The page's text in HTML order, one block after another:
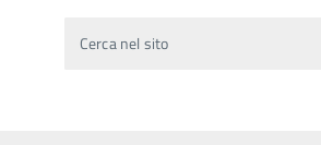
Cerca nel sito